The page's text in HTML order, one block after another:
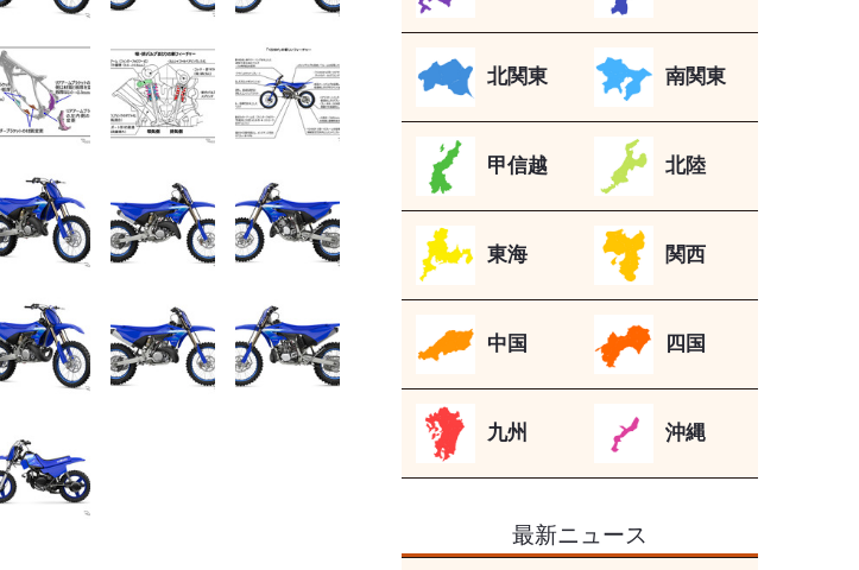
北関東 南関東
甲信越 北陸
東海 関西
中国 四国
九州 沖縄
最新ニュース